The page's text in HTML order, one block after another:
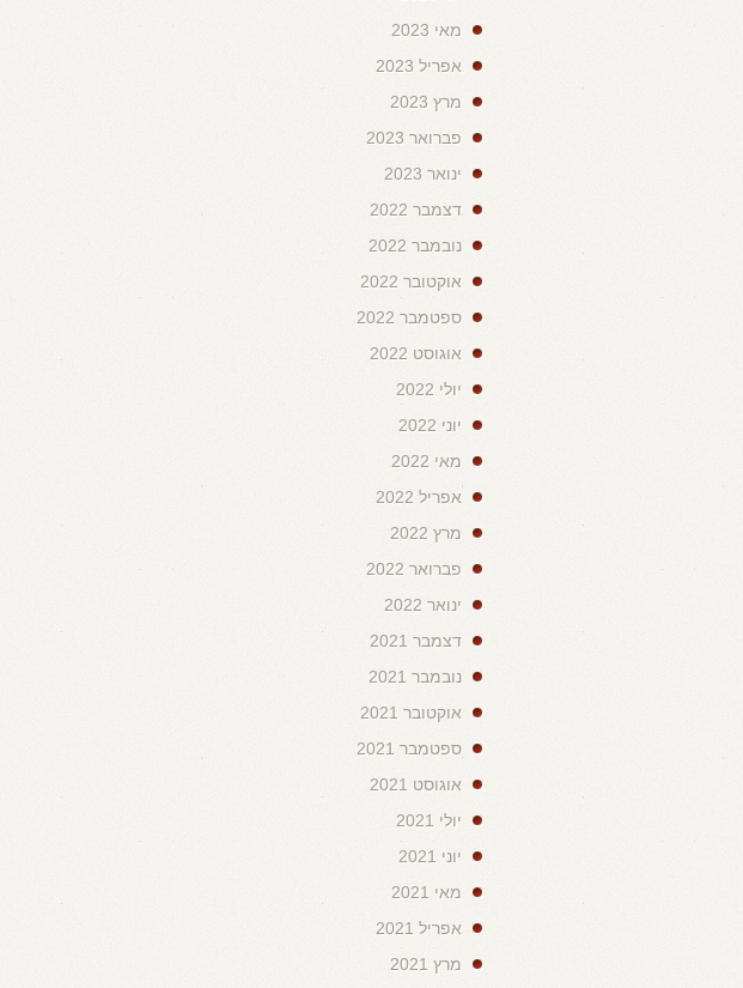
מאי 2023
אפריל 2023
מרץ 2023
פברואר 2023
ינואר 2023
דצמבר 2022
נובמבר 2022
אוקטובר 2022
ספטמבר 2022
אוגוסט 2022
יולי 2022
יוני 2022
מאי 2022
אפריל 2022
מרץ 2022
פברואר 2022
ינואר 2022
דצמבר 2021
נובמבר 2021
אוקטובר 2021
ספטמבר 2021
אוגוסט 2021
יולי 2021
יוני 2021
מאי 2021
אפריל 2021
מרץ 2021